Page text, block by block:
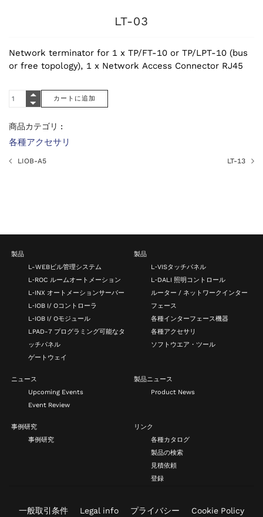
LT-03
Network terminator for 1 x TP/FT-10 or TP/LPT-10 (bus
or free topology), 1 x Network Access Connector RJ45
商品カテゴリ :
各種アクセサリ
LIOB-A5 LT-13
製品
L-WEBビル管理システム
L‑ROC ルームオートメーション
L‑INX オートメーションサーバー
L‑IOB I/ Oコントローラ
L‑IOB I/ Oモジュール
LPAD-7 プログラミング可能なタ
ッチパネル
ゲートウェイ
製品
L‑VISタッチパネル
L‑DALI 照明コントロール
ルーター / ネットワークインター
フェース
各種インターフェース機器
各種アクセサリ
ソフトウエア・ツール
ニュース
Upcoming Events
Event Review
製品ニュース
Product News
事例研究
事例研究
リンク
各種カタログ
製品の検索
見積依頼
登録
一般取引条件 Legal info プライバシー Cookie Policy